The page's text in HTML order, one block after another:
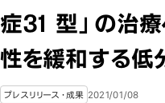
症31 型」の治
性を緩和する低
プレスリリース・成果 2021/01/08